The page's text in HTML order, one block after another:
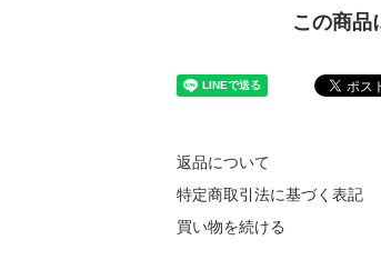
この商品
返品について
特定商取引法に基づく表記
買い物を続ける